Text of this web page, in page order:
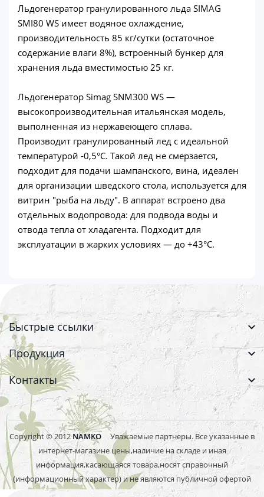
Льдогенератор гранулированного льда SIMAG
SMI80 WS имеет водяное охлаждение,
производительность 85 кг/сутки (остаточное
содержание влаги 8%), встроенный бункер для
хранения льда вместимостью 25 кг.
Льдогенератор Simag SNM300 WS —
высокопроизводительная итальянская модель,
выполненная из нержавеющего сплава.
Производит гранулированный лед с идеальной
температурой -0,5°С. Такой лед не смерзается,
подходит для подачи шампанского, вина, идеален
для организации шведского стола, используется для
витрин "рыба на льду". В аппарат встроено два
отдельных водопровода: для подвода воды и
отвода тепла от хладагента. Подходит для
эксплуатации в жарких условиях — до +43°С.
Быстрые ссылки
Продукция
Контакты
Copyright © 2012 NAMKO Уважаемые партнеры. Все указанные в
интернет-магазине цены,наличие на складе и иная
информация,касающаяся товара,носят справочный
(информационный характер) и не являются публичной офертой